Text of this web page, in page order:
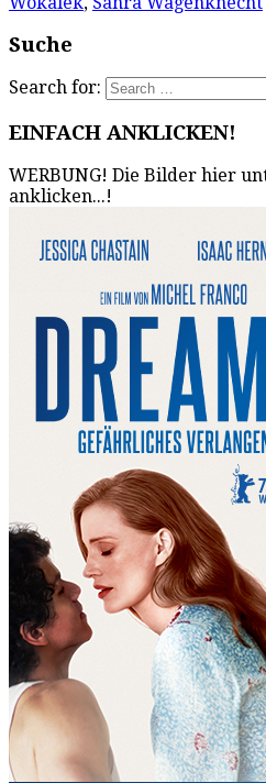
Suche
Search for:
EINFACH ANKLICKEN!
WERBUNG! Die Bilder hier
anklicken...!